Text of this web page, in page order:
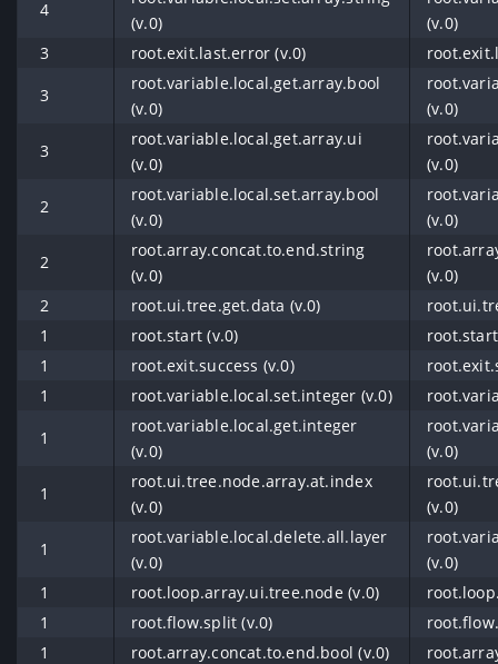
4
(v.0)
(v.0)
3
root.exit.last.error (v.0)
3
root.variable.local.get.array.bool
(v.0)
(v.0)
3
root.variable.local.get.array.ui
(v.0)
(v.0)
2
root.variable.local.set.array.bool
(v.0)
(v.0)
2
root.array.concat.to.end.string
(v.0)
(v.0)
2
root.ui.tree.get.data (v.0)
1
root.start (v.0)
1
root.exit.success (v.0)
1
root.variable.local.set.integer (v.0)
1
root.variable.local.get.integer
(v.0)
(v.0)
1
root.ui.tree.node.array.at.index
(v.0)
(v.0)
1
root.variable.local.delete.all.layer
(v.0)
(v.0)
1
root.loop.array.ui.tree.node (v.0)
1
root.flow.split (v.0)
1
root.array.concat.to.end.bool (v.0)